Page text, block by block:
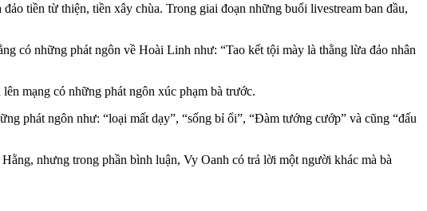
tiền từ thiện, tiền xây chùa. Trong giai đoạn những buổi livestream ban đầu,
có những phát ngôn về Hoài Linh như: “Tao kết tội mày là thằng lừa đảo nhân
mạng có những phát ngôn xúc phạm bà trước.
phát ngôn như: “loại mất dạy”, “sống bỉ ổi”, “Đàm tướng cướp” và cũng “đấu
nhưng trong phần bình luận, Vy Oanh có trả lời một người khác mà bà